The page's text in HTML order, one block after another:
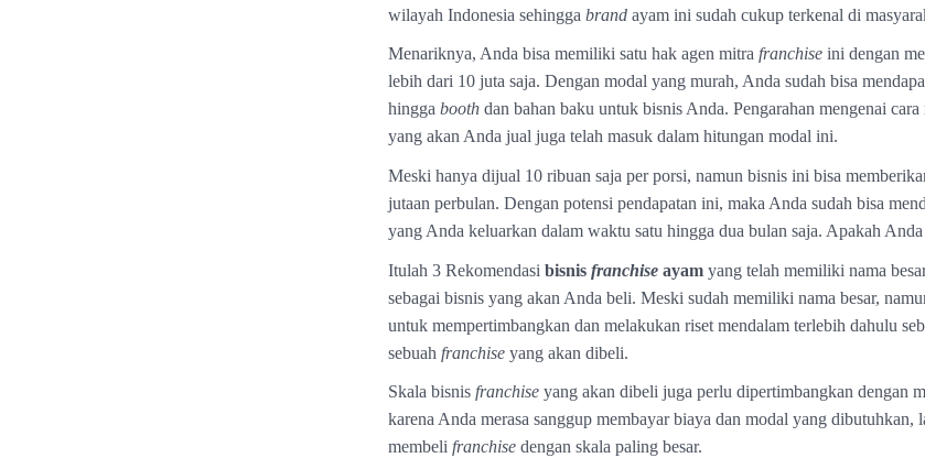
wilayah Indonesia sehingga brand ayam ini sudah cukup terkenal di
Menariknya, Anda bisa memiliki satu hak agen mitra franchise ini dengan
lebih dari 10 juta saja. Dengan modal yang murah, Anda sudah bisa
hingga booth dan bahan baku untuk bisnis Anda. Pengarahan mengenai
yang akan Anda jual juga telah masuk dalam hitungan modal ini.
Meski hanya dijual 10 ribuan saja per porsi, namun bisnis ini bisa
jutaan perbulan. Dengan potensi pendapatan ini, maka Anda sudah bisa
yang Anda keluarkan dalam waktu satu hingga dua bulan saja. Apakah
Itulah 3 Rekomendasi bisnis franchise ayam yang telah memiliki nama
sebagai bisnis yang akan Anda beli. Meski sudah memiliki nama besar,
untuk mempertimbangkan dan melakukan riset mendalam terlebih dahulu
sebuah franchise yang akan dibeli.
Skala bisnis franchise yang akan dibeli juga perlu dipertimbangkan dengan
karena Anda merasa sanggup membayar biaya dan modal yang dibutuhkan,
membeli franchise dengan skala paling besar.